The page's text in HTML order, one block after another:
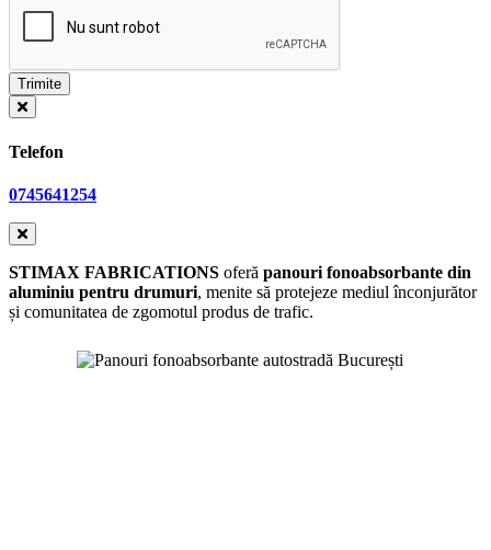
Telefon
0745641254
STIMAX FABRICATIONS oferă panouri fonoabsorbante din
aluminiu pentru drumuri, menite să protejeze mediul înconjurător
și comunitatea de zgomotul produs de trafic.